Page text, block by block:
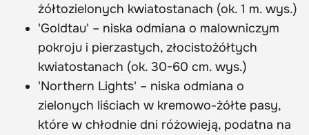
żółtozielonych kwiatostanach (ok. 1 m. wys.)
'Goldtau' – niska odmiana o malowniczym
pokroju i pierzastych, złocistożółtych
kwiatostanach (ok. 30-60 cm. wys.)
'Northern Lights' – niska odmiana o
zielonych liściach w kremowo-żółte pasy,
które w chłodnie dni różowieją, podatna na